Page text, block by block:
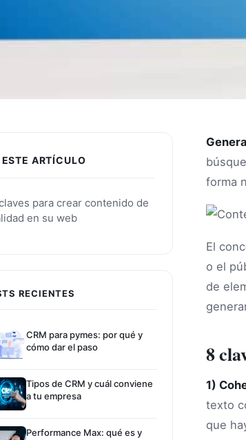
ESTE ARTÍCULO
para crear contenido de
en su web
RECIENTES
CRM para pymes: por qué y
cómo dar el paso
Tipos de CRM y cuál conviene
a tu empresa
Performance Max: qué es y
forma
El
o el
de
8
1)
texto
que